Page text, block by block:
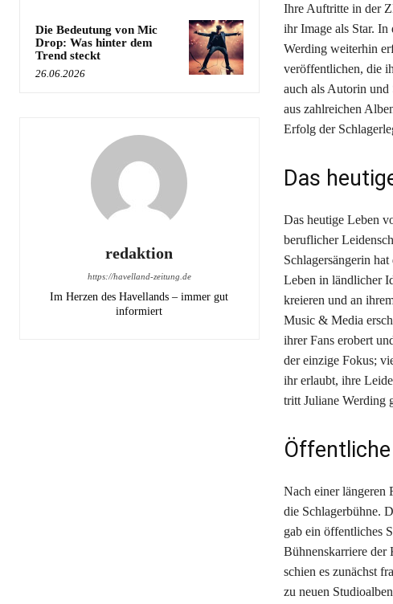
Die Bedeutung von Mic
Drop: Was hinter dem
Trend steckt
26.06.2026
redaktion
https://havelland-zeitung.de
Im Herzen des Havellands – immer gut
informiert
Ihre Auftritte in der
ihr Image als Star. In
Werding weiterhin
veröffentlichen, die
auch als Autorin und
aus zahlreichen
Erfolg der
Das
Das heutige Leben
beruflicher
Schlagersängerin
Leben in ländlicher
kreieren und an
Music & Media
ihrer Fans erobert
der einzige Fokus;
ihr erlaubt, ihre
tritt Juliane Werding
Nach einer längeren
die Schlagerbühne.
gab ein öffentliches
Bühnenskarriere der
schien es zunächst
zu neuen